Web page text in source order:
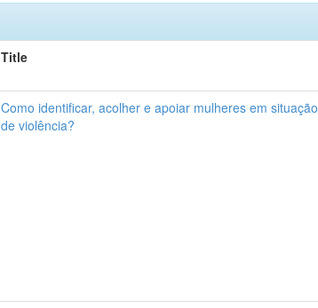
Title
Como identificar, acolher e apoiar mulheres em situação
de violência?